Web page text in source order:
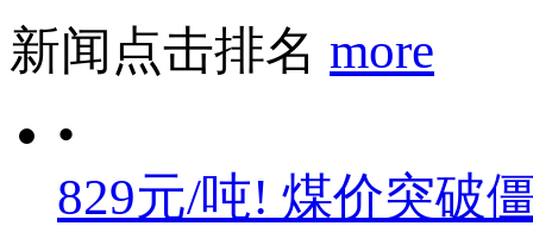
新闻点击排名 more
•
829元/吨! 煤价突破